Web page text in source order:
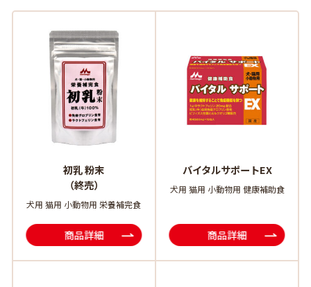
初乳 粉末
（終売）
犬用 猫用 小動物用 栄養補完食
商品詳細
バイタルサポートEX
犬用 猫用 小動物用 健康補助食
商品詳細